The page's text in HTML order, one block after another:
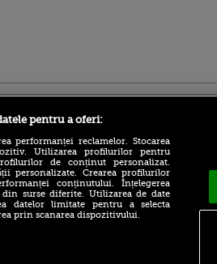
LIVE TEXT | UTA - Rapid,
pentru a oferi:
performanței reclamelor. Stocarea
Utilizarea profilurilor pentru
de conținut personalizat.
personalizate. Crearea profilurilor
conținutului. Înțelegerea
surse diferite. Utilizarea de date
datelor limitate pentru a selecta
prin scanarea dispozitivului.